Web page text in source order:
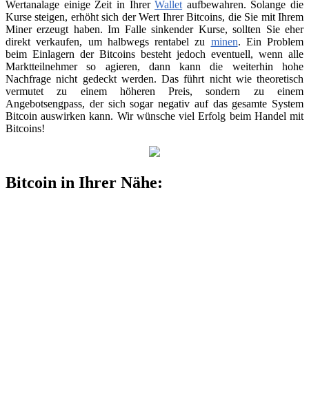
Wertanalage einige Zeit in IhrerWallet aufbewahren. Solange die
Kurse steigen, erhöht sich der Wert Ihrer Bitcoins, die Sie mit Ihrem
Miner erzeugt haben. Im Falle sinkender Kurse, sollten Sie eher
direkt verkaufen, um halbwegs rentabel zu minen. Ein Problem
beim Einlagern der Bitcoins besteht jedoch eventuell, wenn alle
Marktteilnehmer so agieren, dann kann die weiterhin hohe
Nachfrage nicht gedeckt werden. Das führt nicht wie theoretisch
vermutet zu einem höheren Preis, sondern zu einem
Angebotsengpass, der sich sogar negativ auf das gesamte System
Bitcoin auswirken kann. Wir wünsche viel Erfolg beim Handel mit
Bitcoins!
Bitcoin in Ihrer Nähe: